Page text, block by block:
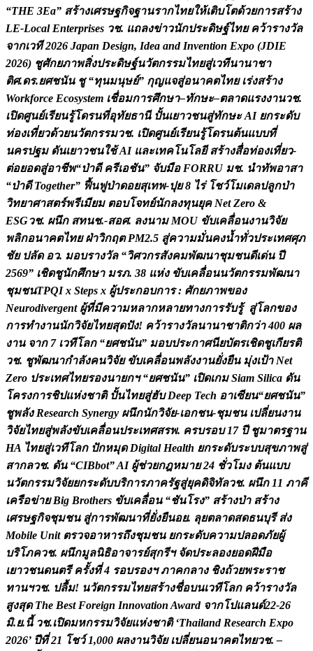
“THE 3Ea” สรางเศรษฐกจฐานรากไทยใหเตบโตดวยการสราง
LE-Local Enterprises วช. แถลงขาวนกประดษฐไทย ควารางวล
จากเวท 2026 Japan Design, Idea and Invention Expo (JDIE
2026) ชศกยภาพสงประดษฐนวตกรรมไทยสเวทนานาชา
ตศ.ดร.ยศชนน ช “ทนมนษย” กญแจสอนาคตไทย เรงสราง
Workforce Ecosystem เชอมการศกษา–ทกษะ–ตลาดแรงงานวช.
เปดศนยเรยนรโดรนทอทยธาน ปนเยาวชนสทกษะ AI ยกระดบ
ทองเทยวดวยนวตกรรมวช. เปดศนยเรยนรโดรนตนแบบท
นครปฐม ดนเยาวชนใช AI และเทคโนโลย สรางสอทองเทยว-
ตอยอดสอาชพ“ปาด ครเอชน” จบมอ FORRU มช. นทพอาสา
“ปาด Together” ฟนฟปาดอยสเทพ-ปย 8 ไร โชวโมเดลปลกปา
วทยาศาสตรพรเมยม ตอบโจทยนกลงทนยค Net Zero &
ESGวช. ผนก สทนช.-สอศ. ลงนาม MOU ขบเคลอนงานวจย
พลกอนาคตไทย ฝาวกฤต PM2.5 สความมนคงนทวประเทศศภ
ชย ปลด อว. มอบรางวล “วศวกรสงคมพฒนาชมชนดเดน ป
2569” เชดชนกศกษา มรภ. 38 แหง ขบเคลอนนวตกรรมพฒนา
ชมชนTPQI x Steps x ผประกอบการ : ศกยภาพของ
Neurodivergent ผทมความหลากหลายทางการรบร สโลกของ
การทงานนกวจยไทยสดปง! ควารางวลนานาชาตกวา 400 ผล
งาน จาก 7 เวทโลก “ยศชนน” มอบประกาศนยบตรเชดชเกยรต
วช. ชพฒนากลงคนวจย ขบเคลอนพลงงานยงยน มงเปา Net
Zero ประเทศไทยรองนายกฯ “ยศชนน” เปดเกม Siam Silica ดน
โครงการชปแหงชาต ปนไทยสฮบ Deep Tech อาเซยน“ยศชนน”
ชพลง Research Synergy ผนกนกวจย-เอกชน-ชมชน เปลยนงาน
วจยไทยสพลงขบเคลอนประเทศสรพ. ครบรอบ 17 ป ชมาตรฐาน
HA ไทยสเวทโลก ปกหมด Digital Health ยกระดบระบบสขภาพส
สากลวช. ดน “CIBbot”AI ผชวยกฎหมาย 24 ชวโมง ตนแบบ
นวตกรรมวจยยกระดบบรการภาครฐสยคดจทลวช. ผนก 11 ภาค
เครอขาย Big Brothers ขบเคลอน “ชนโรง” สรางปา สราง
เศรษฐกจชมชน สการพฒนาทยงยนอย. ลยตลาดสดธนบร สง
Mobile Unit ตรวจอาหารถงชมชน ยกระดบความปลอดภยผ
บรโภควช. ผนกมลนธอาจารยสกรฯ จดประลองยอดฝมอ
เยาวชนดนตร ครงท 4 รอบรองฯ ภาคกลาง ชงถวยพระราช
ทานฯวช. ปลม! นวตกรรมไทยสรางชอบนเวทโลก ควารางวล
สงสด The Best Foreign Innovation Award จากโปแลนด22-26
ม.ย.น วช.เปดมหกรรมวจยแหงชาต ‘Thailand Research Expo
2026’ ปท 21 โชว 1,000 ผลงานวจย เปลยนอนาคตไทยวช. –